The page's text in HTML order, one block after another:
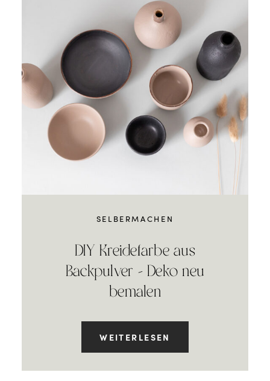
SELBERMACHEN
DIY Kreidefarbe aus
Backpulver – Deko neu
bemalen
WEITERLESEN